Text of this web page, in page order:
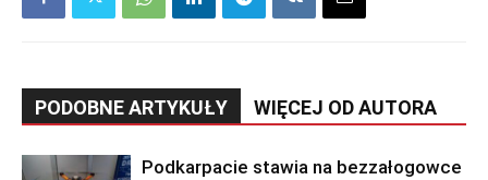
PODOBNE ARTYKUŁY WIĘCEJ OD AUTORA
Podkarpacie stawia na bezzałogowce